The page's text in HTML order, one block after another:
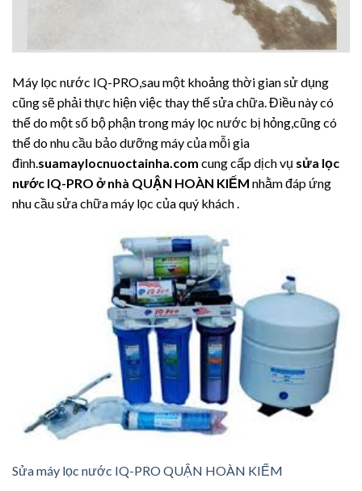
Máy lọc nước IQ-PRO,sau một khoảng thời gian sử dụng
cũng sẽ phải thực hiện việc thay thế sửa chữa. Điều này có
thể do một số bộ phận trong máy lọc nước bị hỏng,cũng có
thể do nhu cầu bảo dưỡng máy của mỗi gia
đình. suamaylocnuoctainha.com cung cấp dịch vụ sửa lọc
nước IQ-PRO ở nhà QUẬN HOÀN KIẾM nhằm đáp ứng
nhu cầu sửa chữa máy lọc của quý khách .
Sửa máy lọc nước IQ-PRO QUẬN HOÀN KIẾM